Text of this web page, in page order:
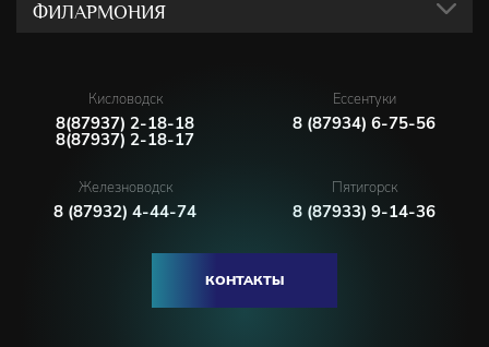
ФИЛАРМОНИЯ
Кисловодск
8(87937) 2-18-18
8(87937) 2-18-17
Ессентуки
8 (87934) 6-75-56
Железноводск
8 (87932) 4-44-74
Пятигорск
8 (87933) 9-14-36
КОНТАКТЫ